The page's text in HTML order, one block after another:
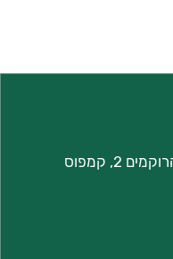
הרוקמים 2, קמפוס